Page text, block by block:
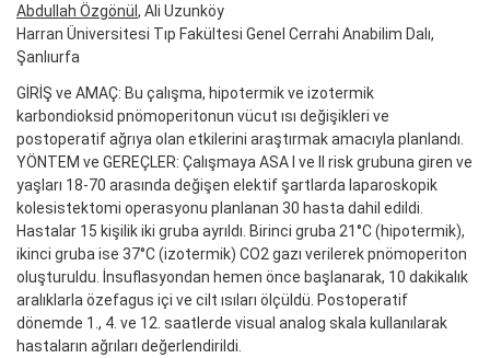
Abdullah Özgönül , Ali Uzunköy
Harran Üniversitesi Tıp Fakültesi Genel Cerrahi Anabilim Dalı,
Şanlıurfa
GİRİŞ ve AMAÇ: Bu çalışma, hipotermik ve izotermik
karbondioksid pnömoperitonun vücut ısı değişikleri ve
postoperatif ağrıya olan etkilerini araştırmak amacıyla planlandı.
YÖNTEM ve GEREÇLER: Çalışmaya ASA I ve II risk grubuna giren ve
yaşları 18-70 arasında değişen elektif şartlarda laparoskopik
kolesistektomi operasyonu planlanan 30 hasta dahil edildi.
Hastalar 15 kişilik iki gruba ayrıldı. Birinci gruba 21°C (hipotermik),
ikinci gruba ise 37°C (izotermik) CO2 gazı verilerek pnömoperiton
oluşturuldu. İnsuflasyondan hemen önce başlanarak, 10 dakikalık
aralıklarla özefagus içi ve cilt ısıları ölçüldü. Postoperatif
dönemde 1., 4. ve 12. saatlerde visual analog skala kullanılarak
hastaların ağrıları değerlendirildi.